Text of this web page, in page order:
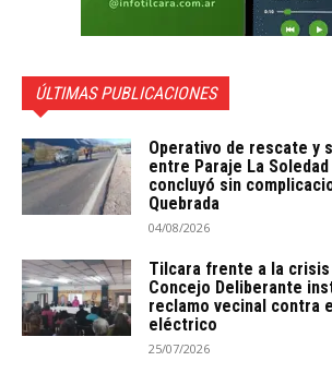
ÚLTIMAS PUBLICACIONES
Operativo de rescate y
entre Paraje La
concluyó sin
Quebrada
04/08/2026
Tilcara frente a la
Concejo Deliberante
reclamo vecinal contra
eléctrico
25/07/2026